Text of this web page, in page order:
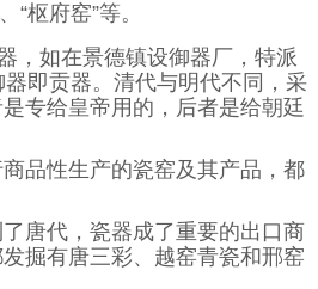
“枢府窑”等。
如在景德镇设御器厂，特派
即贡器。清代与明代不同，采
是专给皇帝用的，后者是给朝廷
品性生产的瓷窑及其产品，都
唐代，瓷器成了重要的出口商
掘有唐三彩、越窑青瓷和邢窑